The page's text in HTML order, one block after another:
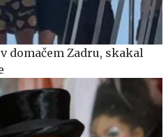
domačem Zadru, skakal